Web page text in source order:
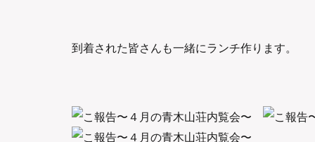
到着された皆さんも一緒にランチ作ります。